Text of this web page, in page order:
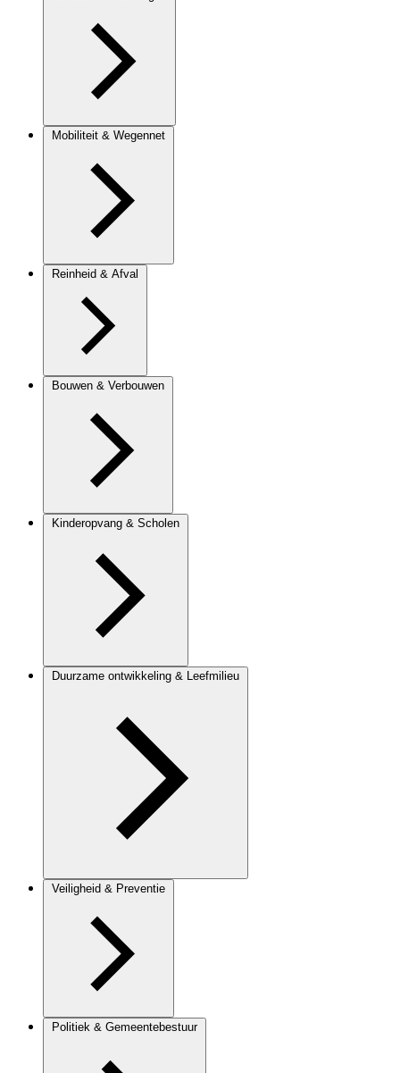
Mobiliteit & Wegennet
Reinheid & Afval
Bouwen & Verbouwen
Kinderopvang & Scholen
Duurzame ontwikkeling & Leefmilieu
Veiligheid & Preventie
Politiek & Gemeentebestuur